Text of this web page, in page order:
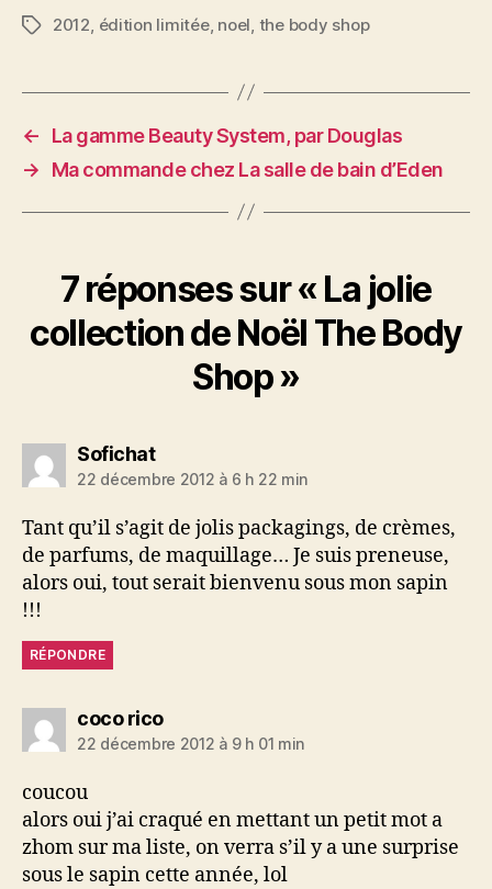
Étiquettes
2012 édition limitée, noel the body shop
←
La gamme Beauty System, par Douglas
→
Ma commande chez La salle de bain d’Eden
7 réponses sur « La jolie
collection de Noël The Body
Shop »
Sofichatdit :
22 décembre 2012 à 6 h 22 min
Tant qu’il s’agit de jolis packagings, de crèmes,
de parfums, de maquillage… Je suis preneuse,
alors oui, tout serait bienvenu sous mon sapin
!!!
RÉPONDRE
coco ricodit :
22 décembre 2012 à 9 h 01 min
coucou
alors oui j’ai craqué en mettant un petit mot a
zhom sur ma liste, on verra s’il y a une surprise
sous le sapin cette année, lol